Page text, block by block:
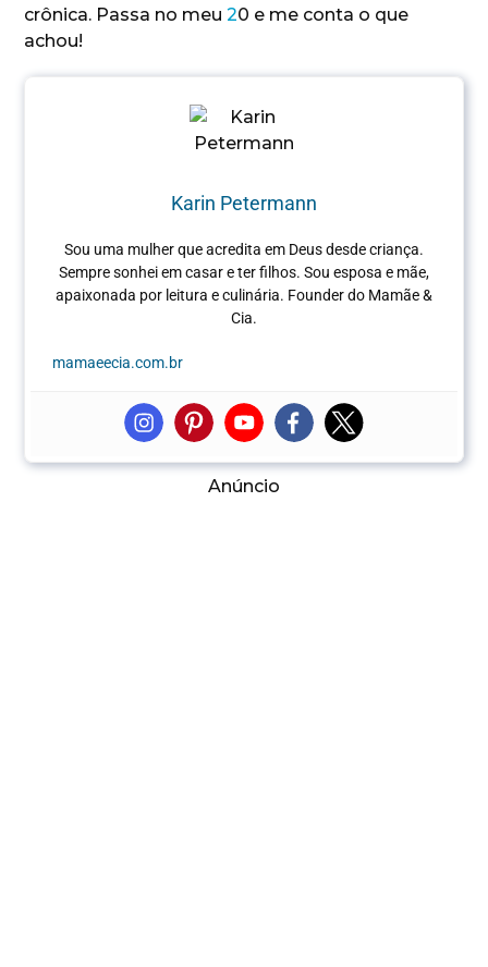
crônica. Passa no meu20 e me conta o que
achou!
Karin Petermann
Sou uma mulher que acredita em Deus desde criança.
Sempre sonhei em casar e ter filhos. Sou esposa e mãe,
apaixonada por leitura e culinária. Founder do Mamãe &
Cia.
mamaeecia.com.br
Anúncio